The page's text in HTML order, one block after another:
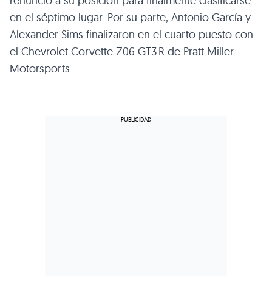
en el séptimo lugar. Por su parte, Antonio García y
Alexander Sims finalizaron en el cuarto puesto con
el Chevrolet Corvette Z06 GT3.R de Pratt Miller
Motorsports